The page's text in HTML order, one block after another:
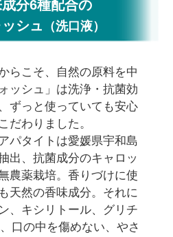
分6種配合の
シュ （洗口液）
らこそ、自然の原料を中
ッシュ」は洗浄・抗菌効
ずっと使っていても安心
だわりました。
パタイトは愛媛県宇和島
出、抗菌成分のキャロッ
農薬栽培。香りづけに使
天然の香味成分。それに
、キシリトール、グリチ
口の中を傷めない、やさ